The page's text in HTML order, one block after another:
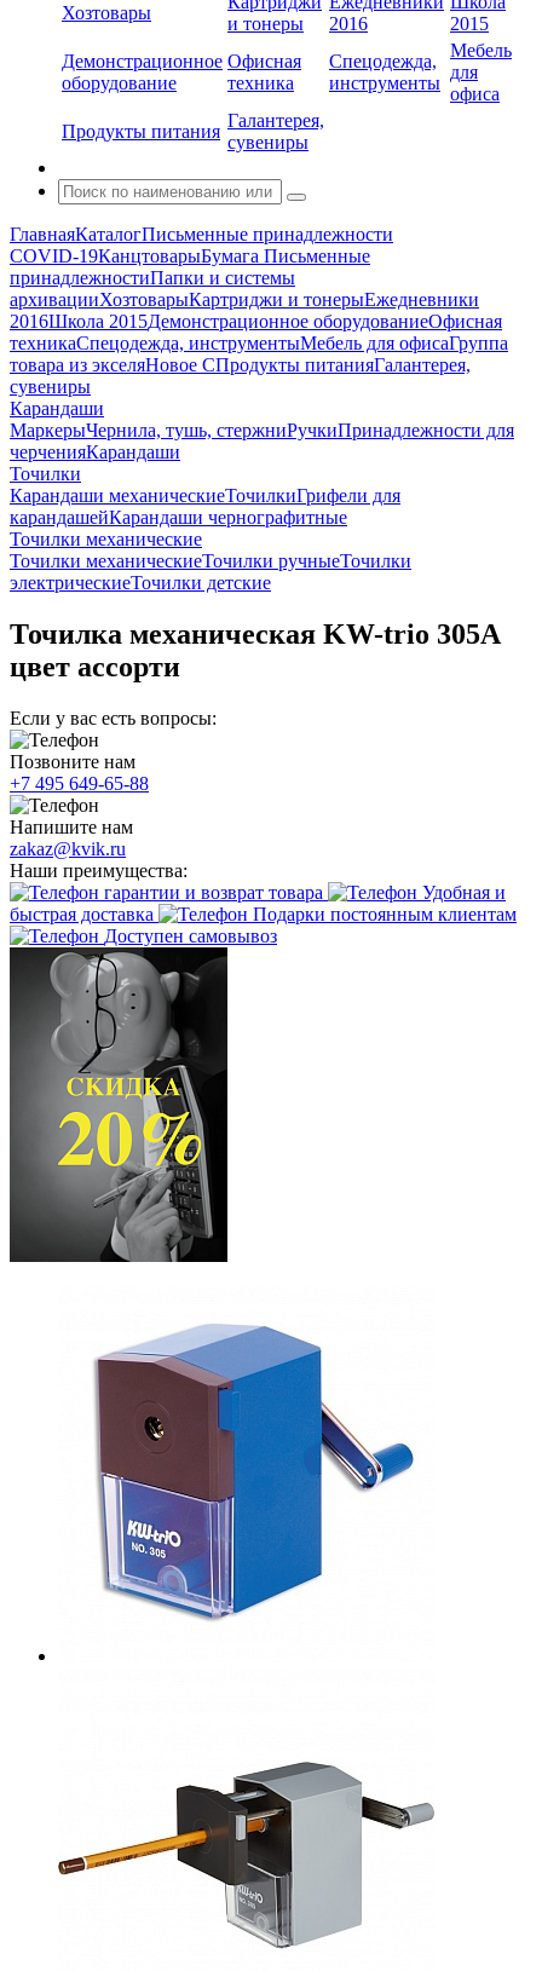
Хозтовары
и тонеры
2016
2015
Демонстрационное
оборудование
Офисная
техника
Спецодежда,
инструменты
Мебель
для
офиса
Продукты питания
Галантерея,
сувениры
ГлавнаяКаталогПисьменные принадлежности
COVID-19КанцтоварыБумага Письменные
принадлежностиПапки и системы
архивацииХозтоварыКартриджи и тонерыЕжедневники
2016Школа 2015Демонстрационное оборудованиеОфисная
техникаСпецодежда, инструментыМебель для офисаГруппа
товара из экселяНовое СПродукты питанияГалантерея,
сувениры
Карандаши
МаркерыЧернила, тушь, стержниРучкиПринадлежности для
черченияКарандаши
Точилки
Карандаши механическиеТочилкиГрифели для
карандашейКарандаши чернографитные
Точилки механические
Точилки механическиеТочилки ручныеТочилки
электрическиеТочилки детские
Точилка механическая KW-trio 305A
цвет ассорти
Если у вас есть вопросы:
Позвоните нам
+7 495 649-65-88
Напишите нам
zakaz@kvik.ru
Наши преимущества:
гарантии и возврат товара
Удобная и
быстрая доставка
Подарки постоянным клиентам
Доступен самовывоз